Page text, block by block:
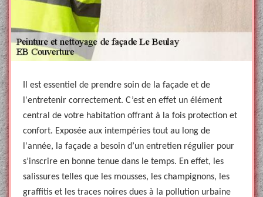
Il est essentiel de prendre soin de la façade et de
l'entretenir correctement. C’est en effet un élément
central de votre habitation offrant à la fois protection et
confort. Exposée aux intempéries tout au long de
l'année, la façade a besoin d’un entretien régulier pour
s’inscrire en bonne tenue dans le temps. En effet, les
salissures telles que les mousses, les champignons, les
graffitis et les traces noires dues à la pollution urbaine